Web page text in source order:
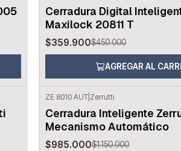
Cerradura Digital
Maxilock 20811 T
$359.900$450.000
AGREGAR AL
ZE 8010 AUT| Zerrutti
Cerradura Inteligente
Mecanismo Automático
$985.000$1.150.000